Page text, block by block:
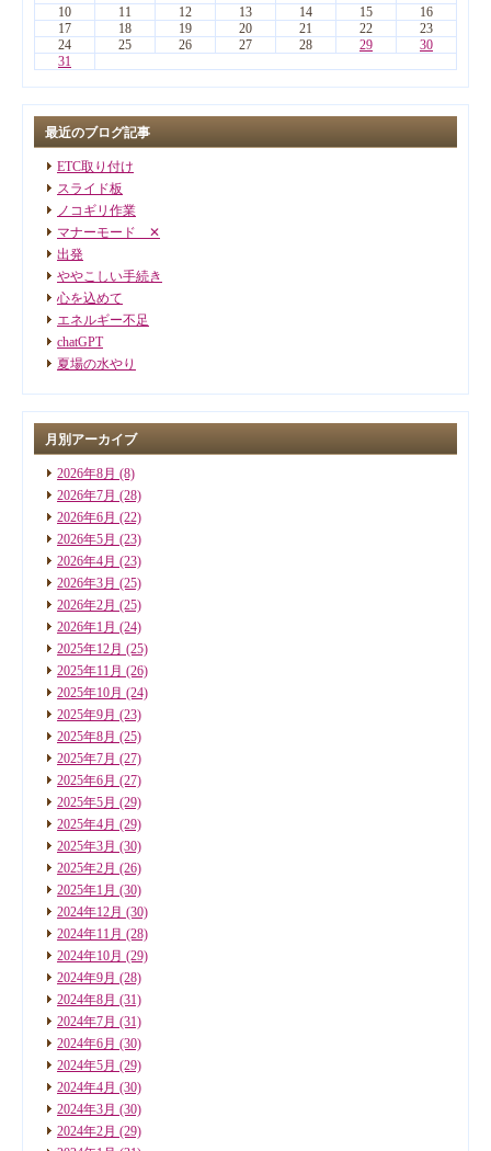
10
11 12 13 14 15
16
17
18 19 20 21 22
23
24
25 26 27 28 29
30
31
最近のブログ記事
ETC取り付け
スライド板
ノコギリ作業
マナーモード ✕
出発
ややこしい手続き
心を込めて
エネルギー不足
chatGPT
夏場の水やり
月別アーカイブ
2026年8月 (8)
2026年7月 (28)
2026年6月 (22)
2026年5月 (23)
2026年4月 (23)
2026年3月 (25)
2026年2月 (25)
2026年1月 (24)
2025年12月 (25)
2025年11月 (26)
2025年10月 (24)
2025年9月 (23)
2025年8月 (25)
2025年7月 (27)
2025年6月 (27)
2025年5月 (29)
2025年4月 (29)
2025年3月 (30)
2025年2月 (26)
2025年1月 (30)
2024年12月 (30)
2024年11月 (28)
2024年10月 (29)
2024年9月 (28)
2024年8月 (31)
2024年7月 (31)
2024年6月 (30)
2024年5月 (29)
2024年4月 (30)
2024年3月 (30)
2024年2月 (29)